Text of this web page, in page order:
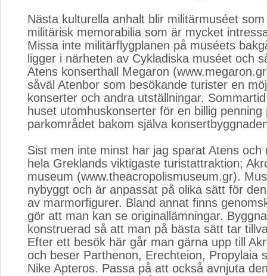
Nästa kulturella anhalt blir militärmuséet
militärisk memorabilia som är mycket
Missa inte militärflygplanen på muséets
ligger i närheten av Cykladiska muséet och
Atens konserthall Megaron
såväl Atenbor som besökande turister en
konserter och andra utställningar.
huset utomhuskonserter för en billig
parkområdet bakom själva
Sist men inte minst har jag sparat Atens och
hela Greklands viktigaste turistattraktion;
museum (www.theacropolismuseum.gr).
nybyggt och är anpassat på olika sätt för
av marmorfigurer. Bland annat finns
gör att man kan se originallämningar.
konstruerad så att man på bästa sätt tar
Efter ett besök här går man gärna upp till
och beser Parthenon, Erechteion, Propylaia
Nike Apteros. Passa på att också avnjuta